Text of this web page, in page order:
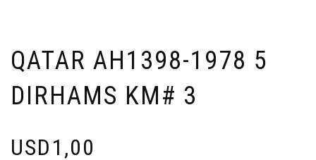
QATAR AH1398-1978 5
DIRHAMS KM# 3
USD1,00